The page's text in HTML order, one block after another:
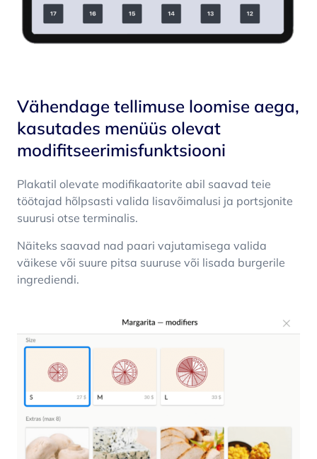
Vähendage tellimuse loomise aega,
kasutades menüüs olevat
modifitseerimisfunktsiooni
Plakatil olevate modifikaatorite abil saavad teie
töötajad hõlpsasti valida lisavõimalusi ja portsjonite
suurusi otse terminalis.
Näiteks saavad nad paari vajutamisega valida
väikese või suure pitsa suuruse või lisada burgerile
ingrediendi.